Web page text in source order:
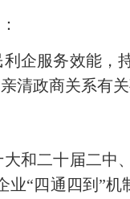
企服务效能，
清政商关系有关
和二十届二中
业“四通四到”机